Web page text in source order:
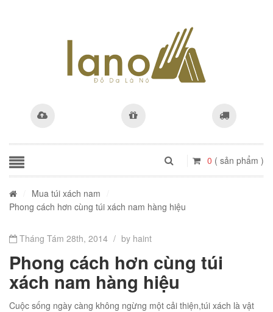
0 ( sản phẩm )
Mua túi xách nam
Phong cách hơn cùng túi xách nam hàng hiệu
Tháng Tám 28th, 2014 / by haint
Phong cách hơn cùng túi
xách nam hàng hiệu
Cuộc sống ngày càng không ngừng một cải thiện,túi xách là vật